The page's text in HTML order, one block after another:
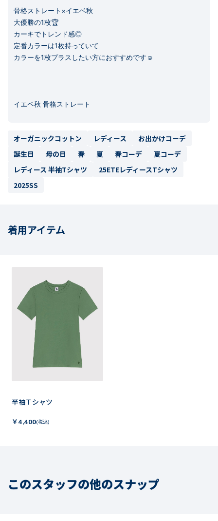
骨格ストレート×イエベ秋
大優勝の1枚🏆
カーキでトレンド感◎
定番カラーは1枚持っていて
カラーを1枚プラスしたい方におすすめです☺️
イエベ秋 骨格ストレート
オーガニックコットン レディース
お出かけコーデ
誕生日
母の日 春 夏 春コーデ
夏コーデ
レディース 半袖Tシャツ
25ETEレディースTシャツ
2025SS
着用アイテム
半袖Ｔシャツ
￥ 4,400(税込)
このスタッフの他のスナップ